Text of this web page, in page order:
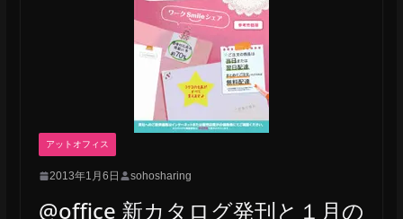
アットオフィス
2013年1月6日 sohosharing
@office 新カタログ発刊と１月の